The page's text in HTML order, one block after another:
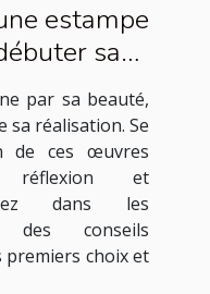
estampe
sa
par sa beauté,
sa réalisation. Se
de ces œuvres
réflexion et
dans les
des conseils
choix et